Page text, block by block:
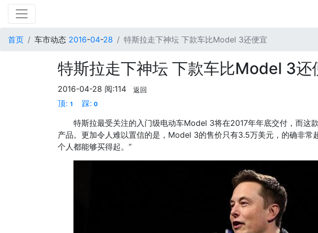
首页 车市动态 2016-04-28 特斯拉走下神坛 下款车比Model 3还便宜
特斯拉走下神坛 下款车比Model 3还
2016-04-28 阅:114 返回
顶: 1 踩: 0
特斯拉最受关注的入门级电动车Model 3将在2017年年底交付，而这
产品。更加令人难以置信的是，Model 3的售价只有3.5万美元，的确非
个人都能够买得起。”